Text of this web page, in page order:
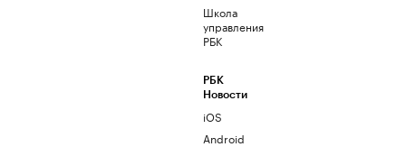
Школа
управления
РБК
РБК
Новости
iOS
Android